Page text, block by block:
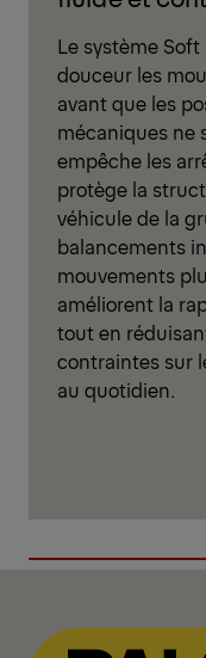
Le système
douceur les
avant que les
mécaniques ne
empêche les
protège la
véhicule de la
balancements
mouvements
améliorent la
tout en
contraintes sur
au quotidien.